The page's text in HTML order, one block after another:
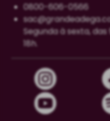
0800-606-0566
Segunda à sexta, das
18h.